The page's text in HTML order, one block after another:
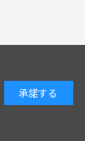
承諾する